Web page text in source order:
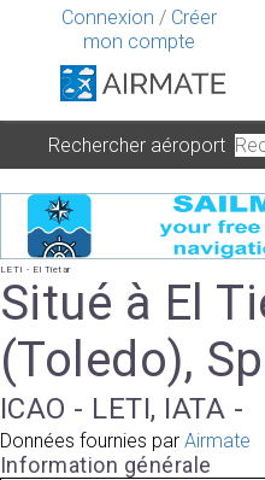
Connexion / Créer
mon compte
Rechercher aéroport
LETI - El Tietar
Situé à El
(Toledo),
ICAO - LETI, IATA -
Données fournies par Airmate
Information générale